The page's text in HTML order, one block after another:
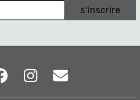
s'inscrire
FacebookInstagram
Email